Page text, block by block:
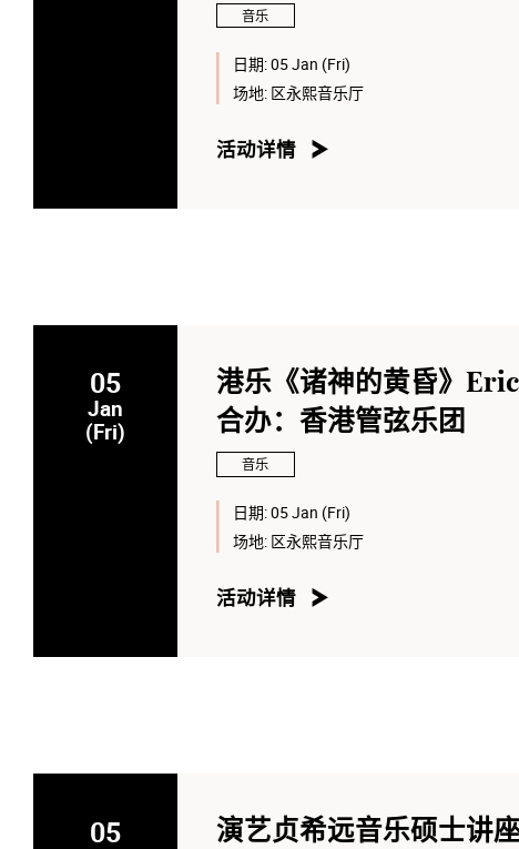
音乐
日期:05 Jan (Fri)
场地: 区永熙音乐厅
活动详情
05
Jan
(Fri)
港乐《诸神的黄昏》
合办：香港管弦乐团
音乐
日期:05 Jan (Fri)
场地: 区永熙音乐厅
活动详情
05 演艺贞希远音乐硕士讲